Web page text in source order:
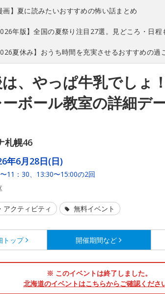
画】夏に読みたいおすすめの怖い話まとめ
年版】全国の夏祭り注目27選。見どころ・日程
夏休み】おうち時間を充実させるおすすめの過
、やっぱ牛乳でしょ！
ボール教室の詳細デ
札幌46
年6月28日(日)
11：30、13:30〜15:00の2回
アクティビティ 無料イベント
トップ 開催期間など
※ このイベントは終了しました。
北海道のイベントはこちらからご確認くださ